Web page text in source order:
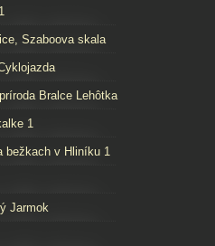
Szaboova skala
Bralce Lehôtka
1
bežkach v Hliníku 1
Jarmok